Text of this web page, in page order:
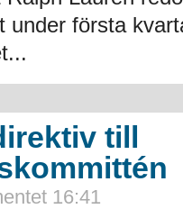
under första
till
16:41